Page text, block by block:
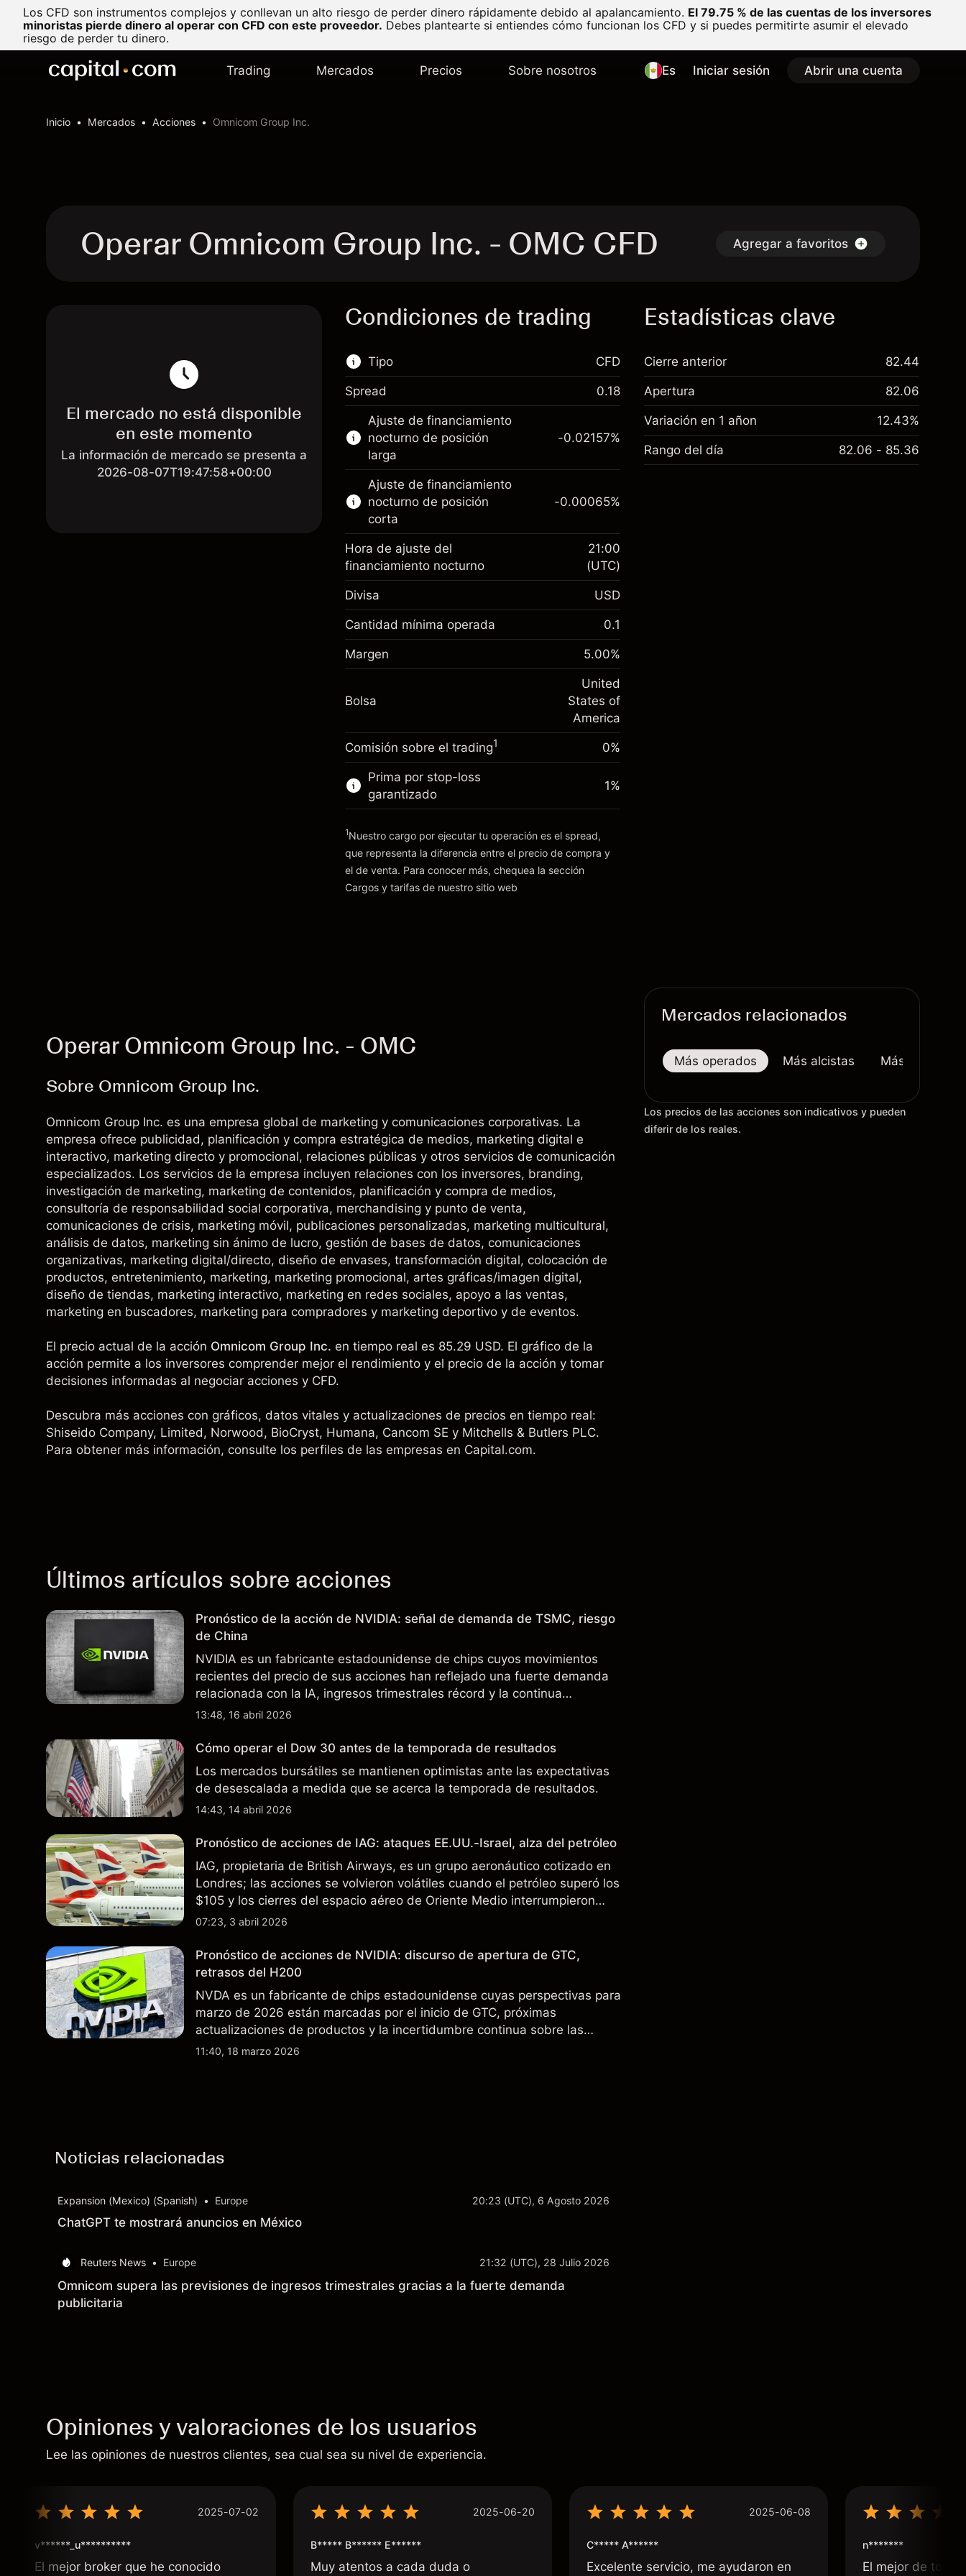
Los CFD son instrumentos complejos y conllevan un alto riesgo de perder dinero rápidamente debido al apalancamiento. El 79.75 % de las cuentas de los inversores
minoristas pierde dinero al operar con CFD con este proveedor. Debes plantearte si entiendes cómo funcionan los CFD y si puedes permitirte asumir el elevado
riesgo de perder tu dinero.
Trading Mercados Precios Sobre nosotros Es Iniciar sesión Abrir una cuenta
Inicio Mercados Acciones Omnicom Group Inc.
Operar Omnicom Group Inc. - OMC CFD Agregar a favoritos
El mercado no está disponible
en este momento
La información de mercado se presenta a
2026-08-07T19:47:58+00:00
Condiciones de trading
Tipo
Este mercado financiero está disponible para
hacer trading con CFD.
Obtén más información sobre:
CFD
CFD
Spread 0.18
Ajuste de financiamiento
nocturno de posición
larga
Margen. Tu inversión
$1,000.00
nocturno
Cargos por el valor total de la
posición
-0.021568
Dinero del apalancamiento ~ $
$19,000.00
Ir a la plataforma
-0.02157%
Ajuste de financiamiento
nocturno de posición
corta
$1,000.00
Ajuste de financiamiento
-0.000654
(-$0.13)
Tamaño de la operación con apalancamiento
~$20,000.00
Dinero del apalancamiento ~ $
-0.00065%
Hora de ajuste del
financiamiento nocturno
21:00
(UTC)
Divisa USD
Cantidad mínima operada 0.1
Margen 5.00%
Bolsa
United
States of
America
Comisión sobre el trading1 0%
Prima por stop-loss
garantizado
Cargos y tarifas
1%
1Nuestro cargo por ejecutar tu operación es el spread,
que representa la diferencia entre el precio de compra y
el de venta. Para conocer más, chequea la sección
Cargos y tarifas de nuestro sitio web
Estadísticas clave
Cierre anterior 82.44
Apertura 82.06
Variación en 1 añon 12.43%
Rango del día 82.06 - 85.36
Operar Omnicom Group Inc. - OMC
Sobre Omnicom Group Inc.
Omnicom Group Inc. es una empresa global de marketing y comunicaciones corporativas. La
empresa ofrece publicidad, planificación y compra estratégica de medios, marketing digital e
interactivo, marketing directo y promocional, relaciones públicas y otros servicios de comunicación
especializados. Los servicios de la empresa incluyen relaciones con los inversores, branding,
investigación de marketing, marketing de contenidos, planificación y compra de medios,
consultoría de responsabilidad social corporativa, merchandising y punto de venta,
comunicaciones de crisis, marketing móvil, publicaciones personalizadas, marketing multicultural,
análisis de datos, marketing sin ánimo de lucro, gestión de bases de datos, comunicaciones
organizativas, marketing digital/directo, diseño de envases, transformación digital, colocación de
productos, entretenimiento, marketing, marketing promocional, artes gráficas/imagen digital,
diseño de tiendas, marketing interactivo, marketing en redes sociales, apoyo a las ventas,
marketing en buscadores, marketing para compradores y marketing deportivo y de eventos.
El precio actual de la acción Omnicom Group Inc. en tiempo real es 85.29 USD. El gráfico de la
acción permite a los inversores comprender mejor el rendimiento y el precio de la acción y tomar
decisiones informadas al negociar acciones y CFD.
Descubra más acciones con gráficos, datos vitales y actualizaciones de precios en tiempo real:
Shiseido Company, Limited, Norwood, BioCryst, Humana, Cancom SE y Mitchells & Butlers PLC.
Para obtener más información, consulte los perfiles de las empresas en Capital.com.
Últimos artículos sobre acciones
Pronóstico de la acción de NVIDIA: señal de demanda de TSMC, riesgo
de China
NVIDIA es un fabricante estadounidense de chips cuyos movimientos
recientes del precio de sus acciones han reflejado una fuerte demanda
relacionada con la IA, ingresos trimestrales récord y la continua
incertidumbre en torno a los controles de exportación de EE.UU. que
13:48, 16 abril 2026
Cómo operar el Dow 30 antes de la temporada de resultados
Los mercados bursátiles se mantienen optimistas ante las expectativas
de desescalada a medida que se acerca la temporada de resultados.
14:43, 14 abril 2026
Pronóstico de acciones de IAG: ataques EE.UU.-Israel, alza del petróleo
IAG, propietaria de British Airways, es un grupo aeronáutico cotizado en
Londres; las acciones se volvieron volátiles cuando el petróleo superó los
$105 y los cierres del espacio aéreo de Oriente Medio interrumpieron
rutas. El rendimiento pasado no es un indicador fiable de resultados
07:23, 3 abril 2026
Pronóstico de acciones de NVIDIA: discurso de apertura de GTC,
retrasos del H200
NVDA es un fabricante de chips estadounidense cuyas perspectivas para
marzo de 2026 están marcadas por el inicio de GTC, próximas
actualizaciones de productos y la incertidumbre continua sobre las
exportaciones del H200 a China. El rendimiento pasado no es un
11:40, 18 marzo 2026
Noticias relacionadas
Expansion (Mexico) (Spanish) • Europe 20:23 (UTC), 6 Agosto 2026
ChatGPT te mostrará anuncios en México
Reuters News • Europe 21:32 (UTC), 28 Julio 2026
Omnicom supera las previsiones de ingresos trimestrales gracias a la fuerte demanda
publicitaria
Mercados relacionados
Más operados Más alcistas Más bajistas
Los precios de las acciones son indicativos y pueden
diferir de los reales.
Opiniones y valoraciones de los usuarios
Lee las opiniones de nuestros clientes, sea cual sea su nivel de experiencia.
2025-07-02
v******_u**********
El mejor broker que he conocido
2025-06-20
B***** B****** E******
Muy atentos a cada duda o
2025-06-08
C***** A******
Excelente servicio, me ayudaron en
n*******
El mejor de